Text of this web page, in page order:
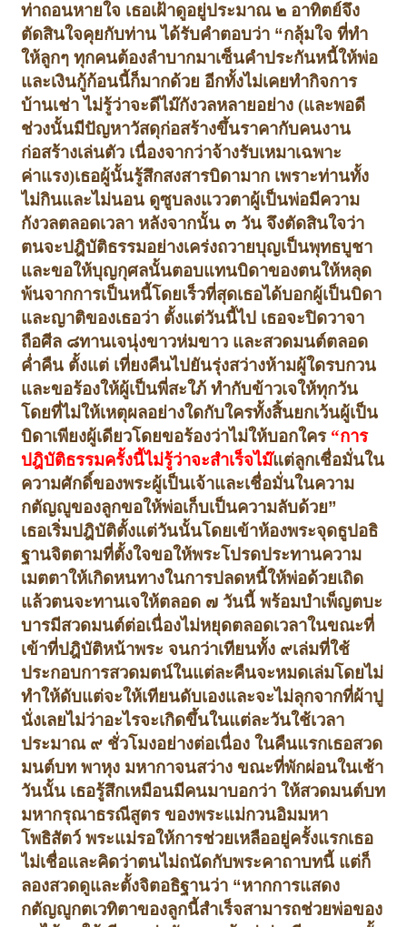
ท่าถอนหายใจ เธอเฝ้าดูอยู่ประมาณ ๒ อาทิตย์จึง
ตัดสินใจคุยกับท่าน ได้รับคำตอบว่า “กลุ้มใจ ที่ทำ
ให้ลูกๆ ทุกคนต้องลำบากมาเซ็นคำประกันหนี้ให้พ่อ
และเงินกู้ก้อนนี้ก็มากด้วย อีกทั้งไม่เคยทำกิจการ
บ้านเช่า ไม่รู้ว่าจะดีไม๊กังวลหลายอย่าง (และพอดี
ช่วงนั้นมีปัญหาวัสดุก่อสร้างขึ้นราคากับคนงาน
ก่อสร้างเล่นตัว เนื่องจากว่าจ้างรับเหมาเฉพาะ
ค่าแรง)เธอผู้นั้นรู้สึกสงสารบิดามาก เพราะท่านทั้ง
ไม่กินและไม่นอน ดูซูบลงแววตาผู้เป็นพ่อมีความ
กังวลตลอดเวลา หลังจากนั้น ๓ วัน จึงตัดสินใจว่า
ตนจะปฎิบัติธรรมอย่างเคร่งถวายบุญเป็นพุทธบูชา
และขอให้บุญกุศลนั้นตอบแทนบิดาของตนให้หลุด
พ้นจากการเป็นหนี้โดยเร็วที่สุดเธอได้บอกผู้เป็นบิดา
และญาติของเธอว่า ตั้งแต่วันนี้ไป เธอจะปิดวาจา
ถือศีล ๘ทานเจนุ่งขาวห่มขาว และสวดมนต์ตลอด
ค่ำคืน ตั้งแต่ เที่ยงคืนไปยันรุ่งสว่างห้ามผู้ใดรบกวน
และขอร้องให้ผู้เป็นพี่สะใภ้ ทำกับข้าวเจให้ทุกวัน
โดยที่ไม่ให้เหตุผลอย่างใดกับใครทั้งสิ้นยกเว้นผู้เป็น
บิดาเพียงผู้เดียวโดยขอร้องว่าไม่ให้บอกใคร“การ
ปฎิบัติธรรมครั้งนี้ไม่รู้ว่าจะสำเร็จไม๊แต่ลูกเชื่อมั่นใน
ความศักดิ์ของพระผู้เป็นเจ้าและเชื่อมั่นในความ
กตัญญูของลูกขอให้พ่อเก็บเป็นความลับด้วย”
เธอเริ่มปฎิบัติตั้งแต่วันนั้นโดยเข้าห้องพระจุดธูปอธิ
ฐานจิตตามที่ตั้งใจขอให้พระโปรดประทานความ
เมตตาให้เกิดหนทางในการปลดหนี้ให้พ่อด้วยเถิด
แล้วตนจะทานเจให้ตลอด ๗ วันนี้ พร้อมบำเพ็ญตบะ
บารมีสวดมนต์ต่อเนื่องไม่หยุดตลอดเวลาในขณะที่
เข้าที่ปฎิบัติหน้าพระ จนกว่าเทียนทั้ง ๙เล่มที่ใช้
ประกอบการสวดมตน์ในแต่ละคืนจะหมดเล่มโดยไม่
ทำให้ดับแต่จะให้เทียนดับเองและจะไม่ลุกจากที่ผ้าปู
นั่งเลยไม่ว่าอะไรจะเกิดขึ้นในแต่ละวันใช้เวลา
ประมาณ ๙ ชั่วโมงอย่างต่อเนื่อง ในคืนแรกเธอสวด
มนต์บท พาหุง มหากาจนสว่าง ขณะที่พักผ่อนในเช้า
วันนั้น เธอรู้สึกเหมือนมีคนมาบอกว่า ให้สวดมนต์บท
มหากรุณาธรณีสูตร ของพระแม่กวนอิมมหา
โพธิสัตว์ พระแม่รอให้การช่วยเหลืออยู่ครั้งแรกเธอ
ไม่เชื่อและคิดว่าตนไม่ถนัดกับพระคาถาบทนี้ แต่ก็
ลองสวดดูและตั้งจิตอธิฐานว่า “หากการแสดง
กตัญญูกตเวทิตาของลูกนี้สำเร็จสามารถช่วยพ่อของ